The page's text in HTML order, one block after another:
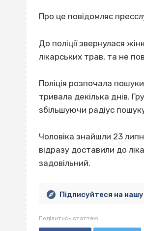
Про це повідомляє
До поліції звернулася
лікарських трав, та не
Поліція розпочала
тривала декілька днів.
збільшуючи радіус
Чоловіка знайшли 23
відразу доставили до
задовільний.
Підписуйтеся на
Поділитись статтею